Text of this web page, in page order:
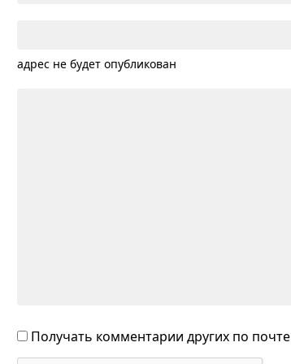
адрес не будет опубликован
Получать комментарии других по почте